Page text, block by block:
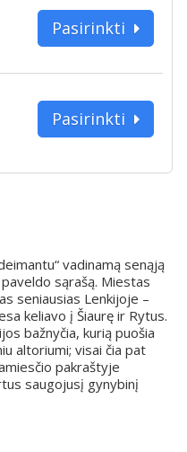
Pasirinkti
Pasirinkti
vadinamą senąją
sąrašą. Miestas
seniausias Lenkijoje –
keliavo į Šiaurę ir Rytus.
bažnyčia, kurią puošia
altoriumi; visai čia pat
pakraštyje
saugojusį gynybinį